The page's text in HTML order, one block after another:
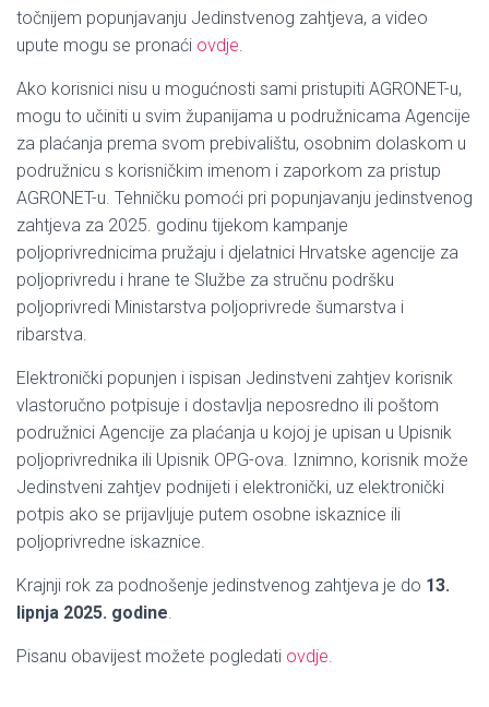
točnijem popunjavanju Jedinstvenog zahtjeva, a video
upute mogu se pronaći ovdje.
Ako korisnici nisu u mogućnosti sami pristupiti AGRONET-u,
mogu to učiniti u svim županijama u podružnicama Agencije
za plaćanja prema svom prebivalištu, osobnim dolaskom u
podružnicu s korisničkim imenom i zaporkom za pristup
AGRONET-u. Tehničku pomoći pri popunjavanju jedinstvenog
zahtjeva za 2025. godinu tijekom kampanje
poljoprivrednicima pružaju i djelatnici Hrvatske agencije za
poljoprivredu i hrane te Službe za stručnu podršku
poljoprivredi Ministarstva poljoprivrede šumarstva i
ribarstva.
Elektronički popunjen i ispisan Jedinstveni zahtjev korisnik
vlastoručno potpisuje i dostavlja neposredno ili poštom
podružnici Agencije za plaćanja u kojoj je upisan u Upisnik
poljoprivrednika ili Upisnik OPG-ova. Iznimno, korisnik može
Jedinstveni zahtjev podnijeti i elektronički, uz elektronički
potpis ako se prijavljuje putem osobne iskaznice ili
poljoprivredne iskaznice.
Krajnji rok za podnošenje jedinstvenog zahtjeva je do 13.
lipnja 2025. godine.
Pisanu obavijest možete pogledati ovdje.